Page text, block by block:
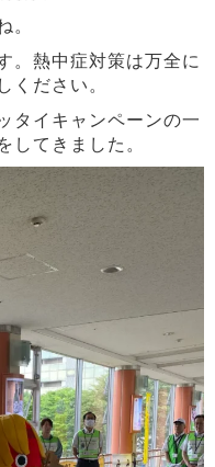
。
。熱中症対策は万全に
ください。
タイキャンペーンの一
してきました。